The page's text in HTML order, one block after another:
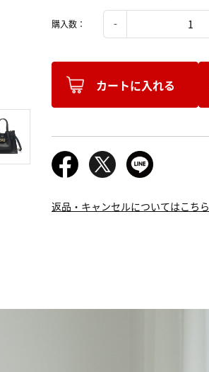
購入数：
カートに入れる
返品・キャンセルについてはこちら